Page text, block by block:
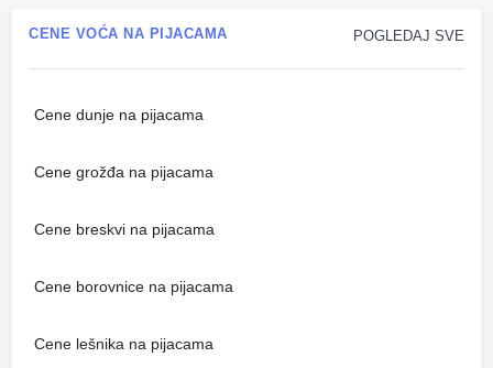
POGLEDAJ SVE
CENE VOĆA NA PIJACAMA
Cene dunje na pijacama
Cene grožđa na pijacama
Cene breskvi na pijacama
Cene borovnice na pijacama
Cene lešnika na pijacama